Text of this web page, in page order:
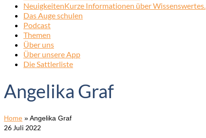
NeuigkeitenKurze Informationen über Wissenswertes.
Das Auge schulen
Podcast
Themen
Über uns
Über unsere App
Die Sattlerliste
Angelika Graf
Home »Angelika Graf
26 Juli 2022